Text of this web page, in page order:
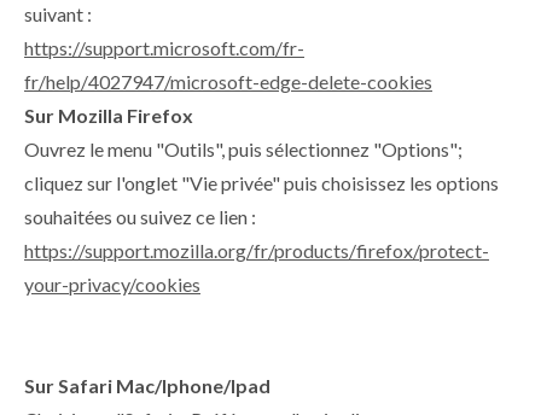
suivant :
https://support.microsoft.com/fr-
fr/help/4027947/microsoft-edge-delete-cookies
Sur Mozilla Firefox
Ouvrez le menu "Outils", puis sélectionnez "Options";
cliquez sur l'onglet "Vie privée" puis choisissez les options
souhaitées ou suivez ce lien :
https://support.mozilla.org/fr/products/firefox/protect-
your-privacy/cookies
Sur Safari Mac/Iphone/Ipad